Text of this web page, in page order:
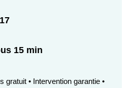
15 min
gratuit • Intervention garantie •